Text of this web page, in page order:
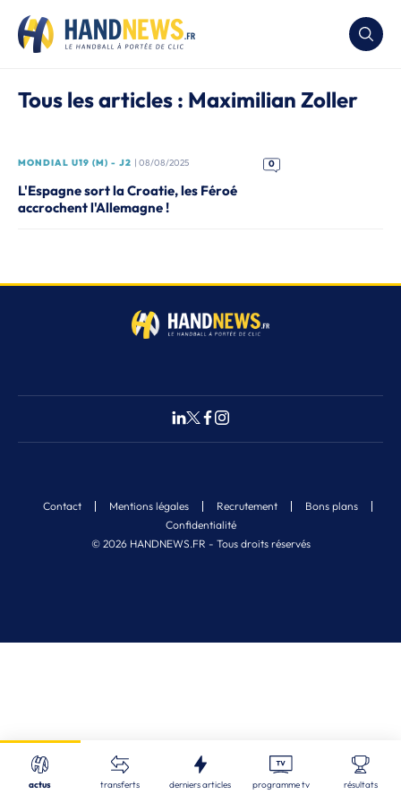
Recherche
Tous les articles : Maximilian Zoller
MONDIAL U19 (M) - J2 | 08/08/2025 0
L'Espagne sort la Croatie, les Féroé
accrochent l'Allemagne !
© 2026 HANDNEWS.FR - Tous droits réservés
Contact Mentions légales Recrutement
Bons plans
Confidentialité
actus transferts derniers articles programme tv résultats
Nos derniers articles
CDF | 05/08/2026